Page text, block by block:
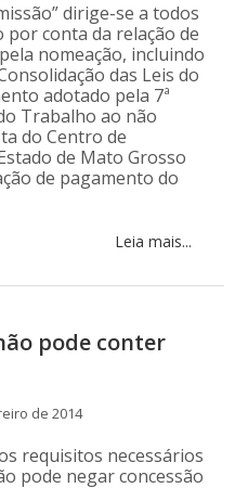
dirige-se a todos
conta da relação de
nomeação, incluindo
das Leis do
adotado pela 7ª
Trabalho ao não
do Centro de
de Mato Grosso
de pagamento do
Leia mais...
pode conter
de 2014
requisitos necessários
pode negar concessão